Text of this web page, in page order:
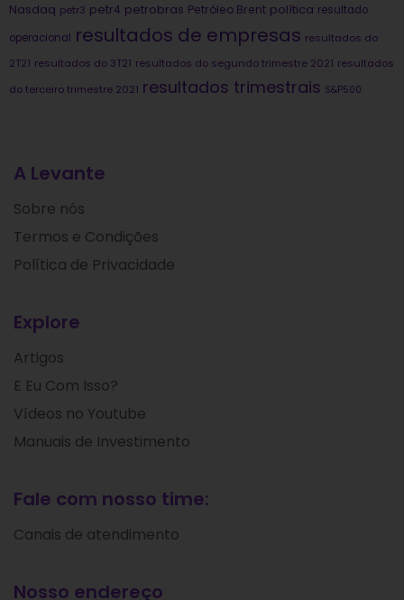
Nasdaq petr3 petr4 petrobras Petróleo Brent política resultado
operacional resultados de empresas resultados do
2T21 resultados do 3T21 resultados do segundo trimestre 2021 resultados
do terceiro trimestre 2021 resultados trimestrais S&P500
A Levante
Sobre nós
Termos e Condições
Política de Privacidade
Explore
Artigos
E Eu Com Isso?
Vídeos no Youtube
Manuais de Investimento
Fale com nosso time:
Canais de atendimento
Nosso endereço